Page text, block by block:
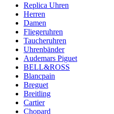
Replica Uhren
Herren
Damen
Fliegeruhren
Taucheruhren
Uhrenbänder
Audemars Piguet
BELL&ROSS
Blancpain
Breguet
Breitling
Cartier
Chopard